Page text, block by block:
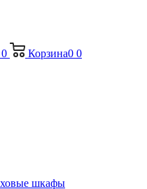
0 Корзина0 0
шкафы